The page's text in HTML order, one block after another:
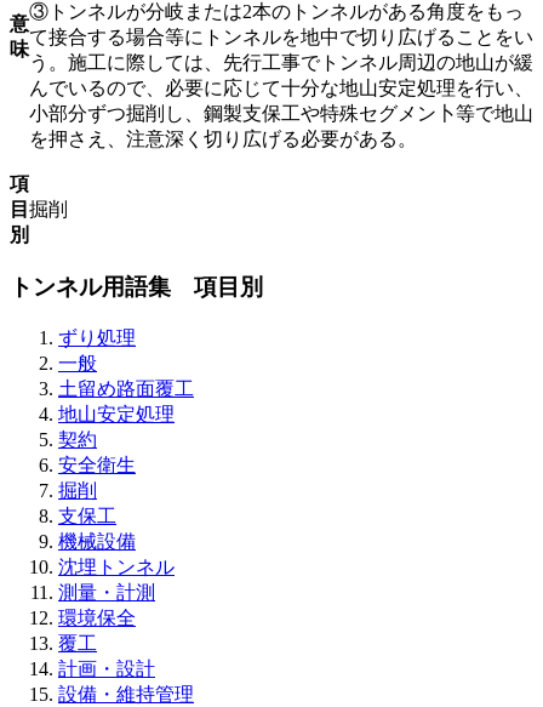
意
味
③トンネルが分岐または2本のトンネルがある角度をもっ
て接合する場合等にトンネルを地中で切り広げることをい
う。施工に際しては、先行工事でトンネル周辺の地山が緩
んでいるので、必要に応じて十分な地山安定処理を行い、
小部分ずつ掘削し、鋼製支保工や特殊セグメン卜等で地山
を押さえ、注意深く切り広げる必要がある。
項
目
別
掘削
トンネル用語集 項目別
ずり処理
一般
土留め路面覆工
地山安定処理
契約
安全衛生
掘削
支保工
機械設備
沈埋トンネル
測量・計測
環境保全
覆工
計画・設計
設備・維持管理